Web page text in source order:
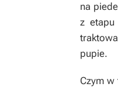
na
z etapu
pupie.
Czym